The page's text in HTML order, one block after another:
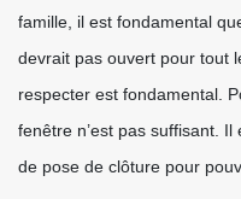
famille, il est fondamental
devrait pas ouvert pour tout
respecter est fondamental.
fenêtre n’est pas suffisant.
de pose de clôture pour